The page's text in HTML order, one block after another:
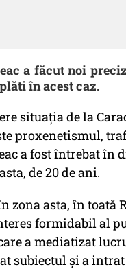
a făcut noi
în acest caz.
situația de la
proxenetismul,
a fost întrebat în
de 20 de ani.
zona asta, în
formidabil al
a mediatizat
subiectul și a